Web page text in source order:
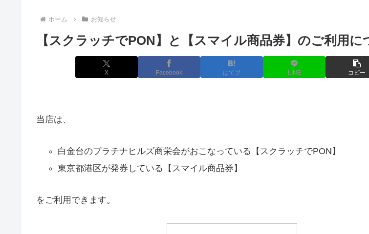
ホーム お知らせ
【スクラッチでPON】と【スマイル商品券】のご利用に
X Facebook はてブ LINE コピー
当店は、
白金台のプラチナヒルズ商栄会がおこなっている【スクラッチでPON】
東京都港区が発券している【スマイル商品券】
をご利用できます。